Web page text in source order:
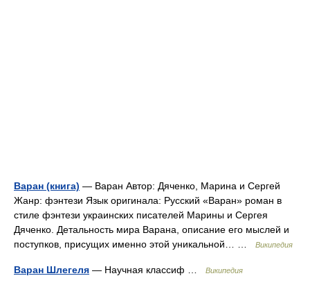
Варан (книга) — Варан Автор: Дяченко, Марина и Сергей
Жанр: фэнтези Язык оригинала: Русский «Варан» роман в
стиле фэнтези украинских писателей Марины и Сергея
Дяченко. Детальность мира Варана, описание его мыслей и
поступков, присущих именно этой уникальной… …
Википедия
Варан Шлегеля — Научная классиф … Википедия